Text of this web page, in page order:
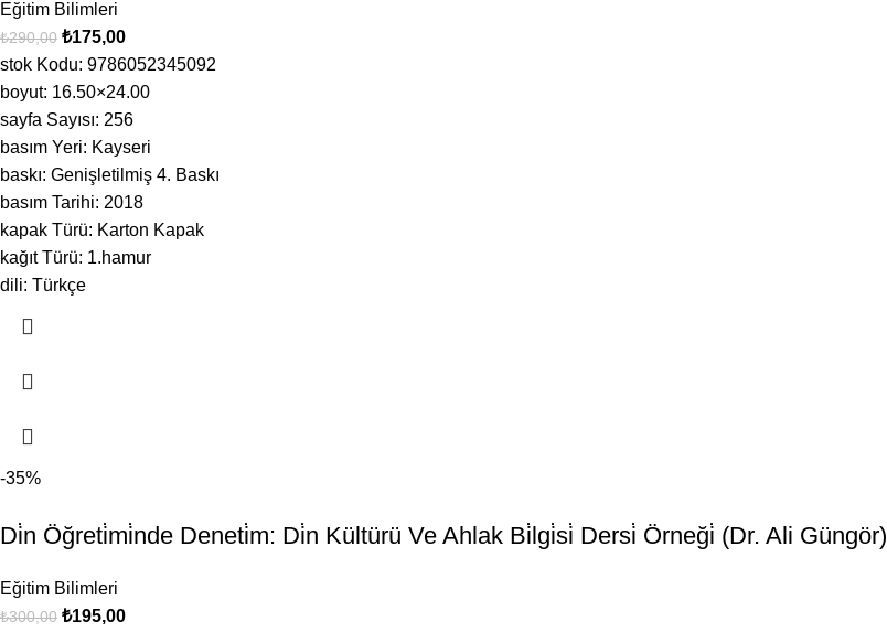
Eğitim Bilimleri
₺290,00 ₺175,00
stok Kodu: 9786052345092
boyut: 16.50×24.00
sayfa Sayısı: 256
basım Yeri: Kayseri
baskı: Genişletilmiş 4. Baskı
basım Tarihi: 2018
kapak Türü: Karton Kapak
kağıt Türü: 1.hamur
dili: Türkçe
-35%
Di̇n Öğreti̇mi̇nde Deneti̇m: Di̇n Kültürü Ve Ahlak Bi̇lgi̇si̇ Dersi̇ Örneği̇ (Dr. Ali Güngör)
Eğitim Bilimleri
₺300,00 ₺195,00